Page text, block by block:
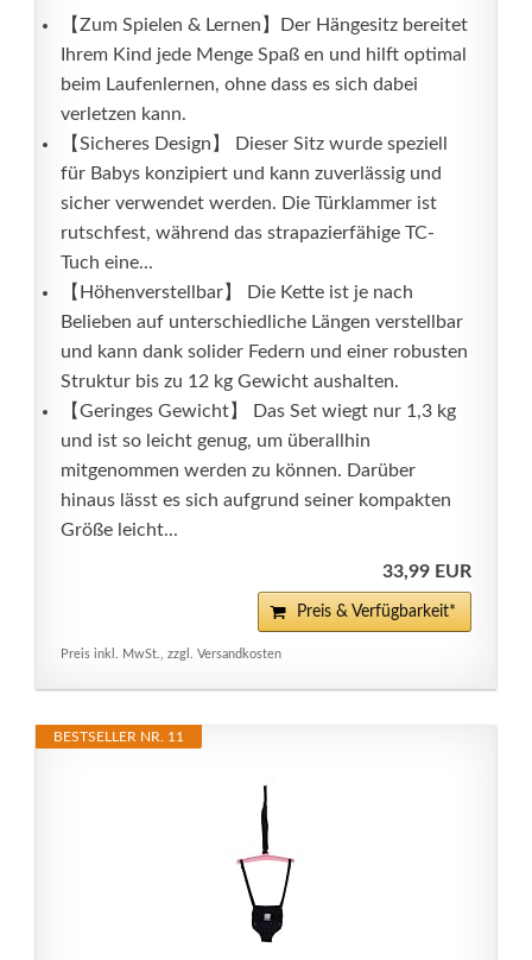
【Zum Spielen & Lernen】Der Hängesitz bereitet
Ihrem Kind jede Menge Spaß en und hilft optimal
beim Laufenlernen, ohne dass es sich dabei
verletzen kann.
【Sicheres Design】 Dieser Sitz wurde speziell
für Babys konzipiert und kann zuverlässig und
sicher verwendet werden. Die Türklammer ist
rutschfest, während das strapazierfähige TC-
Tuch eine...
【Höhenverstellbar】 Die Kette ist je nach
Belieben auf unterschiedliche Längen verstellbar
und kann dank solider Federn und einer robusten
Struktur bis zu 12 kg Gewicht aushalten.
【Geringes Gewicht】 Das Set wiegt nur 1,3 kg
und ist so leicht genug, um überallhin
mitgenommen werden zu können. Darüber
hinaus lässt es sich aufgrund seiner kompakten
Größe leicht...
33,99 EUR
Preis & Verfügbarkeit*
Preis inkl. MwSt., zzgl. Versandkosten
BESTSELLER NR. 11